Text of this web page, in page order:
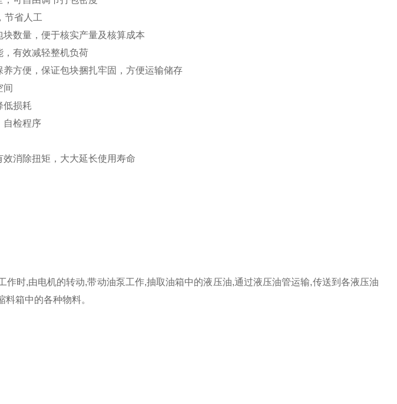
节省人工
数量，便于核实产量及核算成本
有效减轻整机负荷
方便，保证包块捆扎牢固，方便运输储存
间
低损耗
自检程序
消除扭矩，大大延长使用寿命
时,由电机的转动,带动油泵工作,抽取油箱中的液压油,通过液压油管运输,传送到各液压油
箱中的各种物料。